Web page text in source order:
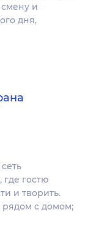
смену и
дня,
где гостю
и творить.
рядом с домом;